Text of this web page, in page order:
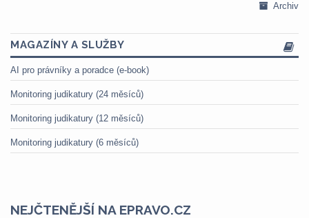
Archiv
MAGAZÍNY A SLUŽBY
AI pro právníky a poradce (e-book)
Monitoring judikatury (24 měsíců)
Monitoring judikatury (12 měsíců)
Monitoring judikatury (6 měsíců)
NEJČTENĚJŠÍ NA EPRAVO.CZ